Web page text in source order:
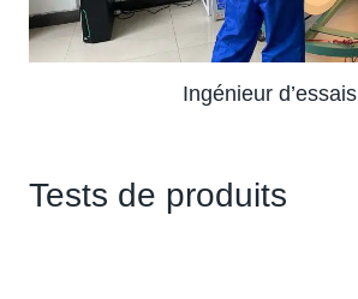
Ingénieur d’essais
Tests de produits